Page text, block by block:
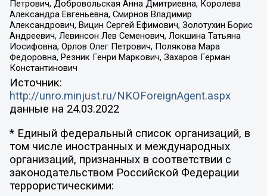
Петрович, Добровольская Анна Дмитриевна, Королева
Александра Евгеньевна, Смирнов Владимир
Александрович, Вицин Сергей Ефимович, Золотухин Борис
Андреевич, Левинсон Лев Семенович, Локшина Татьяна
Иосифовна, Орлов Олег Петрович, Полякова Мара
Федоровна, Резник Генри Маркович, Захаров Герман
Константинович
Источник:
http://unro.minjust.ru/NKOForeignAgent.aspx
данные на 24.03.2022
* Единый федеральный список организаций, в
том числе иностранных и международных
организаций, признанных в соответствии с
законодательством Российской Федерации
террористическими: